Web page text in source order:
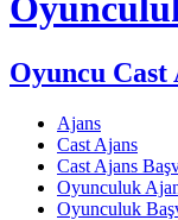
Oyuncu Cast
Ajans
Cast Ajans
Cast Ajans
Oyunculuk
Oyunculuk